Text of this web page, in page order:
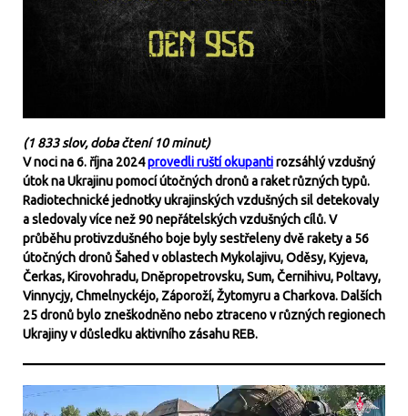
(1 833 slov, doba čtení 10 minut)
V noci na 6. října 2024provedli ruští okupantirozsáhlý vzdušný
útok na Ukrajinu pomocí útočných dronů a raket různých typů.
Radiotechnické jednotky ukrajinských vzdušných sil detekovaly
a sledovaly více než 90 nepřátelských vzdušných cílů. V
průběhu protivzdušného boje byly sestřeleny dvě rakety a 56
útočných dronů Šahed v oblastech Mykolajivu, Oděsy, Kyjeva,
Čerkas, Kirovohradu, Dněpropetrovsku, Sum, Černihivu, Poltavy,
Vinnycjy, Chmelnyckéjo, Záporoží, Žytomyru a Charkova. Dalších
25 dronů bylo zneškodněno nebo ztraceno v různých regionech
Ukrajiny v důsledku aktivního zásahu REB.